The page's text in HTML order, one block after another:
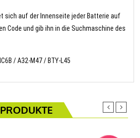
sich auf der Innenseite jeder Batterie auf
Code und gib ihn in die Suchmaschine des
/ A32-M47 / BTY-L45